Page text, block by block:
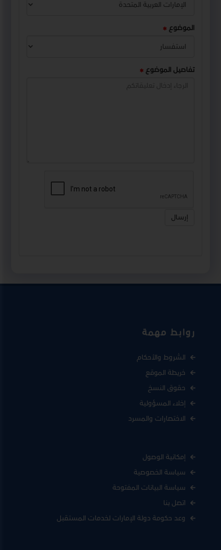
الموضوع
تفاصيل الموضوع
إرسال
روابط مهمة
الشروط والأحكام
خريطة الموقع
حقوق النسخ
إخلاء المسؤولية
الاختصارات والمسرد
إمكانية الوصول
سياسة الخصوصية
سياسة البيانات المفتوحة
اتصل بنا
وعد حكومة دولة الإمارات لخدمات المستقبل